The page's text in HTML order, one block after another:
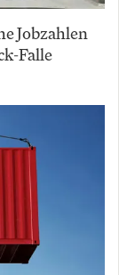
Jobzahlen
Falle